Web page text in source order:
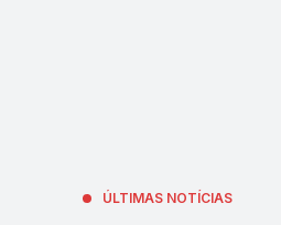
ÚLTIMAS NOTÍCIAS